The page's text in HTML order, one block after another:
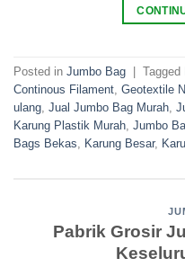
Posted in Jumbo Bag Tagged
Continous Filament, Geotextile
ulang, Jual Jumbo Bag Murah,
Karung Plastik Murah, Jumbo
Bags Bekas, Karung Besar,
Pabrik Grosir